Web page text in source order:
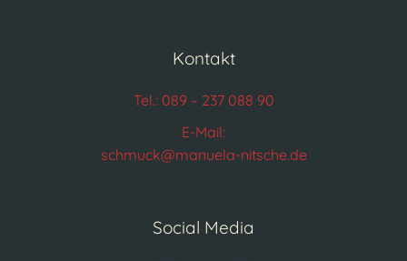
Kontakt
Tel.: 089 – 237 088 90
E-Mail:
schmuck@manuela-nitsche.de
Social Media